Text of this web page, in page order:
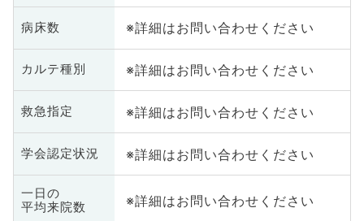
病床数 ※詳細はお問い合わせください
カルテ種別 ※詳細はお問い合わせください
救急指定 ※詳細はお問い合わせください
学会認定状況 ※詳細はお問い合わせください
一日の
平均来院数
※詳細はお問い合わせください